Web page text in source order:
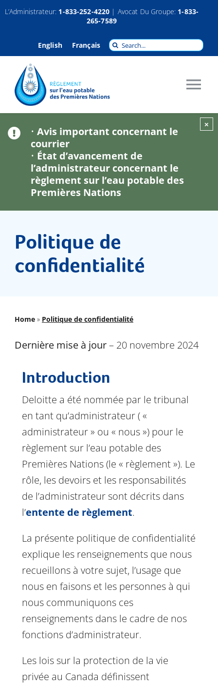
Passer
contenu
L’Administrateur: 1-833-252-4220 | Avocat Du Groupe: 1-833-
265-7589
English Français
Recherche
pour
Réclamations
Indemnisation
Contactez-nous
•Avis important concernant le
courrier
• État d’avancement de
l’administrateur concernant le
règlement sur l’eau potable des
Premières Nations
×
Politique de
confidentialité
Home» Politique de confidentialité
Dernièremise à jour– 20 novembre 2024
Introduction
Deloitte a été nommée par le tribunal
en tant qu’administrateur ( «
administrateur » ou « nous ») pour le
règlement sur l’eau potable des
Premières Nations (le « règlement »). Le
rôle, les devoirs et les responsabilités
de l’administrateur sont décrits dans
l’entente de règlement.
La présente politique de confidentialité
explique les renseignements que nous
recueillons à votre sujet, l’usage que
nous en faisons et les personnes à qui
nous communiquons ces
renseignements dans le cadre de nos
fonctions d’administrateur.
Les lois sur la protection de la vie
privée au Canada définissent